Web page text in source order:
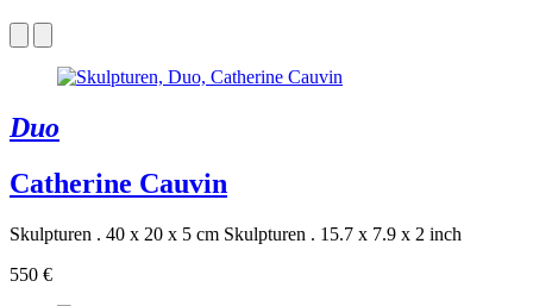
Duo
Catherine Cauvin
Skulpturen . 40 x 20 x 5 cm Skulpturen . 15.7 x 7.9 x 2 inch
550 €